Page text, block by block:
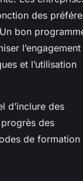
des
bon
l’engagement
et l’utilisation
d’inclure des
des
de formation